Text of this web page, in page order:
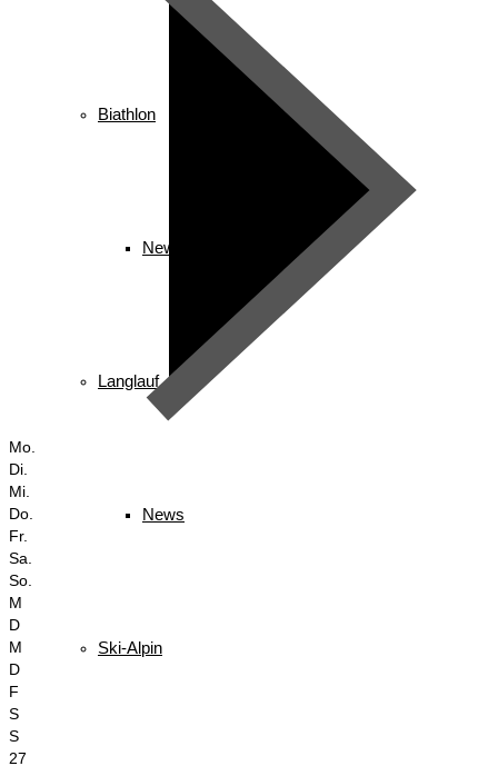
Biathlon
News
Langlauf
News
Ski-Alpin
Mo.
Di.
Mi.
Do.
Fr.
Sa.
So.
M
D
M
D
F
S
S
27